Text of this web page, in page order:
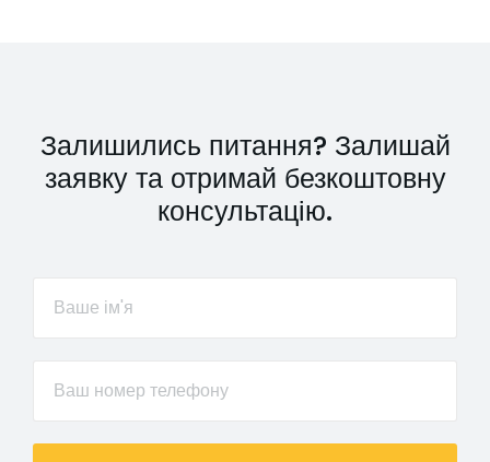
Залишились питання? Залишай
заявку та отримай безкоштовну
консультацію.